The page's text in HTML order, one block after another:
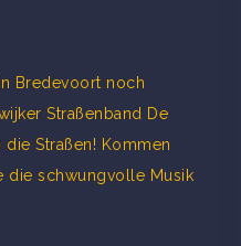
Bredevoort noch
Straßenband De
Straßen! Kommen
die schwungvolle Musik